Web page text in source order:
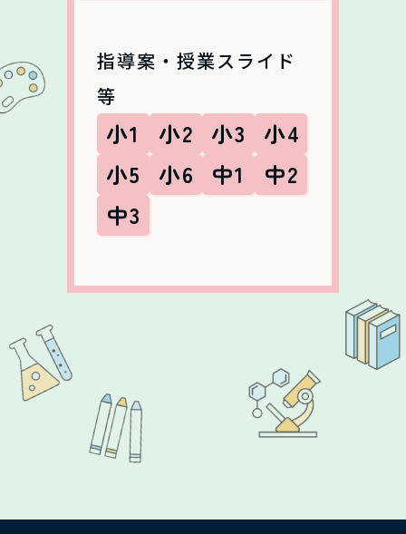
指導案・授業スライド
等
小1 小2 小3
小4
小5
小6 中1
中2
中3